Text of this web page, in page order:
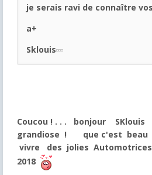
je serais ravi de connaître
a+
Sklouis
Coucou ! . . . bonjour
grandiose ! que c'est beau
vivre des jolies
2018